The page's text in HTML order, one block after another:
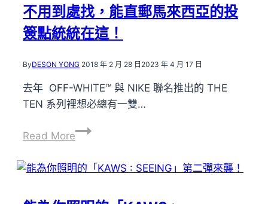
流
教
|
PEACEMINUSONE
×
FRAGMENT
DESIGN
不用到處找，能直郵馬來西亞的投
簽點統統在這！
ByDESON YONG 2018 年 2 月 28 日 2023 年 4 月 17 日
去年 OFF-WHITE™ 與 NIKE 聯名推出的 THE
TEN 系列裡想必總有一雙…
Read More不
到